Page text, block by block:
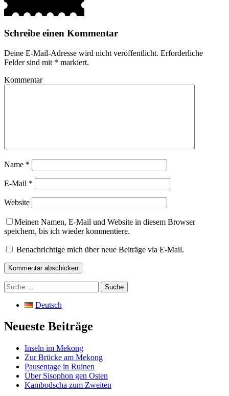
Schreibe einen Kommentar
Deine E-Mail-Adresse wird nicht veröffentlicht. Erforderliche
Felder sind mit * markiert.
Kommentar
Name *
E-Mail *
Website
Meinen Namen, E-Mail und Website in diesem Browser
speichern, bis ich wieder kommentiere.
Benachrichtige mich über neue Beiträge via E-Mail.
Suche
nach:
Deutsch
Neueste Beiträge
Inseln im Mekong
Zur Brücke am Mekong
Pausentage in Ruinen
Über Sisophon gen Osten
Kambodscha zum Zweiten